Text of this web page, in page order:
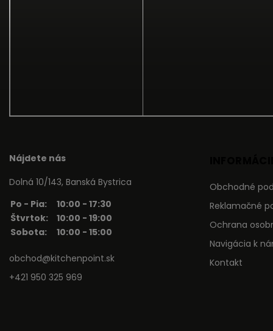
Nájdete nás
Dolná 10/143, Banská Bystrica
Po - Pia:
10:00 - 17:30
Štvrtok:
10:00 - 19:00
Sobota:
10:00 - 15:00
obchod@kitchenpoint.sk
+421 950 325 969
Obchodné
Reklamačné
Ochrana
Navigácia k
Kontakt